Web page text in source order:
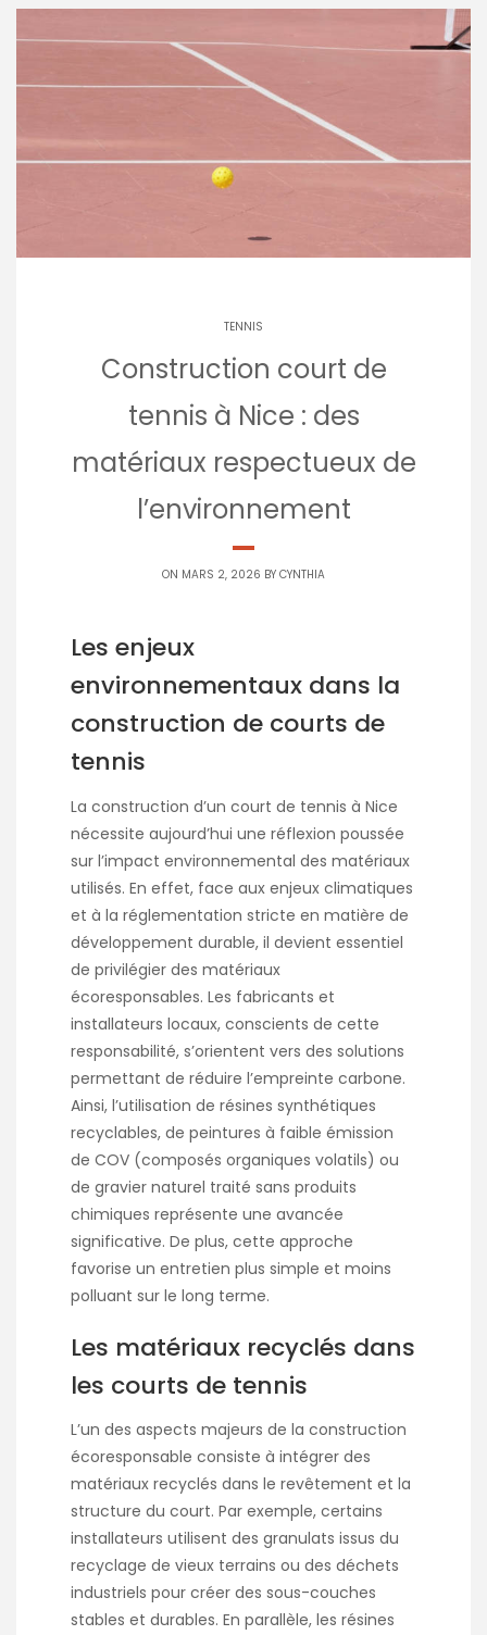
TENNIS
Construction court de
tennis à Nice : des
matériaux respectueux de
l’environnement
ON MARS 2, 2026 BY CYNTHIA
Les enjeux
environnementaux dans la
construction de courts de
tennis
La construction d’un court de tennis à Nice
nécessite aujourd’hui une réflexion poussée
sur l’impact environnemental des matériaux
utilisés. En effet, face aux enjeux climatiques
et à la réglementation stricte en matière de
développement durable, il devient essentiel
de privilégier des matériaux
écoresponsables. Les fabricants et
installateurs locaux, conscients de cette
responsabilité, s’orientent vers des solutions
permettant de réduire l’empreinte carbone.
Ainsi, l’utilisation de résines synthétiques
recyclables, de peintures à faible émission
de COV (composés organiques volatils) ou
de gravier naturel traité sans produits
chimiques représente une avancée
significative. De plus, cette approche
favorise un entretien plus simple et moins
polluant sur le long terme.
Les matériaux recyclés dans
les courts de tennis
L’un des aspects majeurs de la construction
écoresponsable consiste à intégrer des
matériaux recyclés dans le revêtement et la
structure du court. Par exemple, certains
installateurs utilisent des granulats issus du
recyclage de vieux terrains ou des déchets
industriels pour créer des sous-couches
stables et durables. En parallèle, les résines